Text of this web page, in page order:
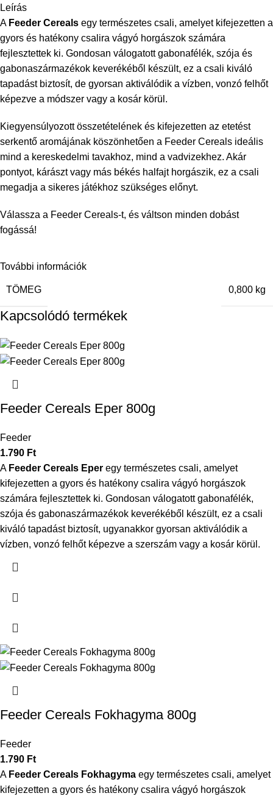
Leírás
A Feeder Cereals egy természetes csali, amelyet kifejezetten a
gyors és hatékony csalira vágyó horgászok számára
fejlesztettek ki. Gondosan válogatott gabonafélék, szója és
gabonaszármazékok keverékéből készült, ez a csali kiváló
tapadást biztosít, de gyorsan aktiválódik a vízben, vonzó felhőt
képezve a módszer vagy a kosár körül.
Kiegyensúlyozott összetételének és kifejezetten az etetést
serkentő aromájának köszönhetően a Feeder Cereals ideális
mind a kereskedelmi tavakhoz, mind a vadvizekhez. Akár
pontyot, kárászt vagy más békés halfajt horgászik, ez a csali
megadja a sikeres játékhoz szükséges előnyt.
Válassza a Feeder Cereals-t, és váltson minden dobást
fogássá!
További információk
TÖMEG 0,800 kg
Kapcsolódó termékek
Feeder Cereals Eper 800g
Feeder
1.790 Ft
A Feeder Cereals Eper egy természetes csali, amelyet
kifejezetten a gyors és hatékony csalira vágyó horgászok
számára fejlesztettek ki. Gondosan válogatott gabonafélék,
szója és gabonaszármazékok keverékéből készült, ez a csali
kiváló tapadást biztosít, ugyanakkor gyorsan aktiválódik a
vízben, vonzó felhőt képezve a szerszám vagy a kosár körül.
Feeder Cereals Fokhagyma 800g
Feeder
1.790 Ft
A Feeder Cereals Fokhagyma egy természetes csali, amelyet
kifejezetten a gyors és hatékony csalira vágyó horgászok